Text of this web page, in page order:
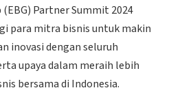
Partner Summit 2024
para mitra bisnis untuk makin
inovasi dengan seluruh
upaya dalam meraih lebih
bersama di Indonesia.